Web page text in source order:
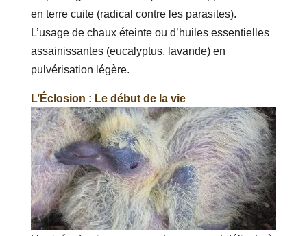
en terre cuite (radical contre les parasites).
L’usage de chaux éteinte ou d’huiles essentielles
assainissantes (eucalyptus, lavande) en
pulvérisation légère.
L’Éclosion : Le début de la vie